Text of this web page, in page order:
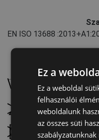
EN ISO 13688
Mossa 40 °C-on,
Ne fehérítse
Szárítógéppel
Ez a
Ez a weboldal
felhasználói
weboldalunk
az összes süti